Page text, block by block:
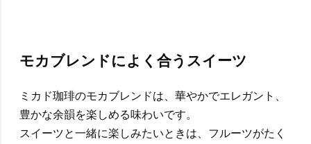
モカブレンドによく合うスイーツ
ミカド珈琲のモカブレンドは、華やかでエレガント、
豊かな余韻を楽しめる味わいです。
スイーツと一緒に楽しみたいときは、フルーツがたく